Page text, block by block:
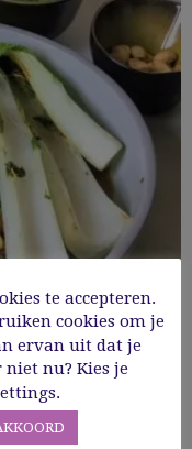
in
te accepteren.
cookies om je
ervan uit dat je
nu? Kies je